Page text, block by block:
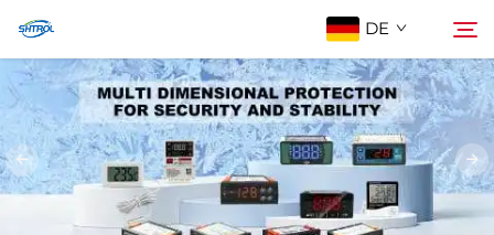
DE
Über Uns
Produkte
Suchen